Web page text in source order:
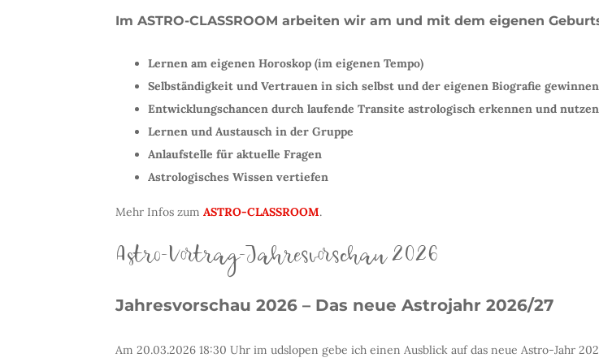
Im ASTRO-CLASSROOM arbeiten wir am und mit dem eigenen
Lernen am eigenen Horoskop (im eigenen Tempo)
Selbständigkeit und Vertrauen in sich selbst und der eigenen Biografie
Entwicklungschancen durch laufende Transite astrologisch erkennen und nutzen
Lernen und Austausch in der Gruppe
Anlaufstelle für aktuelle Fragen
Astrologisches Wissen vertiefen
Mehr Infos zum ASTRO-CLASSROOM.
Astro-Vortrag-Jahresvorschau 2026
Jahresvorschau 2026 – Das neue Astrojahr 2026/27
Am 20.03.2026 18:30 Uhr im udslopen gebe ich einen Ausblick auf das neue Astro-Jahr